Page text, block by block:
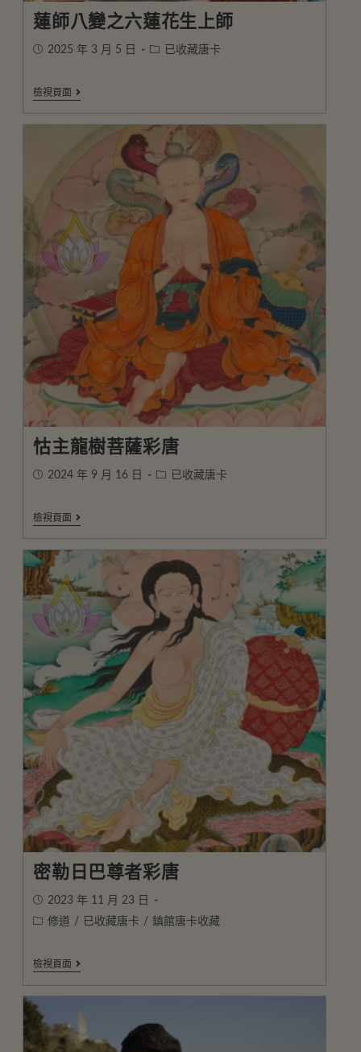
蓮師八變之六蓮花生上師
2025 年 3 月 5 日 已收藏唐卡
檢視頁面
怙主龍樹菩薩彩唐
2024 年 9 月 16 日 已收藏唐卡
檢視頁面
密勒日巴尊者彩唐
2023 年 11 月 23 日
修道 / 已收藏唐卡 / 鎮館唐卡收藏
檢視頁面